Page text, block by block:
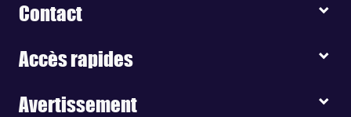
Contact
Accès rapides
Avertissement